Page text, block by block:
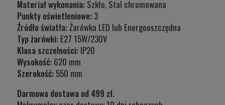
Materiał wykonania: Szkło, Stal chromowana
Punkty oświetleniowe: 3
Źródło światła:Żarówka LED lub Energooszczędna
Typ żarówki: E27 15W/230V
Klasa szczelności: IP20
Wysokość: 620 mm
Szerokość: 550 mm
Darmowa dostawa od 499 zł.